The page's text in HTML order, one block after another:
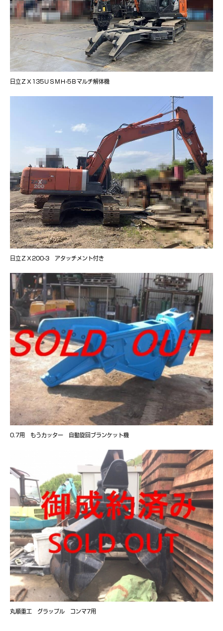
日立ＺＸ135ＵＳＭＨ-5Ｂマルチ解体機
日立ＺＸ200-3 アタッチメント付き
0.7用 もうカッター 自動旋回ブランケット機
丸順重工 グラップル コンマ7用